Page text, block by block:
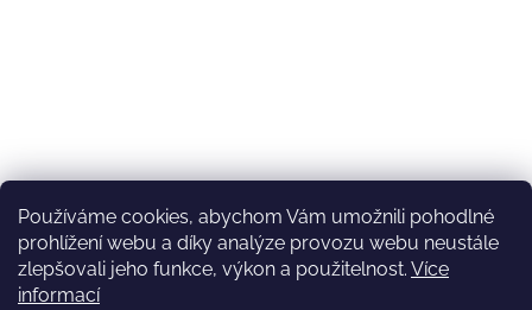
Používáme cookies, abychom Vám umožnili pohodlné
prohlížení webu a díky analýze provozu webu neustále
zlepšovali jeho funkce, výkon a použitelnost. Více
informací